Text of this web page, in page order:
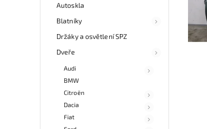
Autoskla
Blatníky
Držáky a osvětlení SPZ
Dveře
Audi
BMW
Citroën
Dacia
Fiat